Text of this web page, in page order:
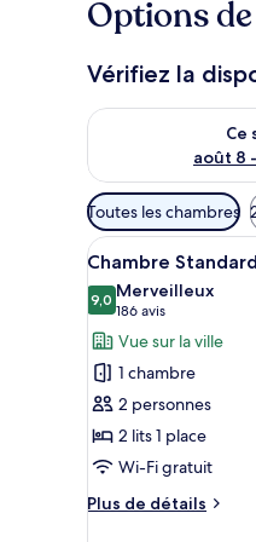
Options
Vérifiez la
Ce
août 8
Vérifier la
Filtres
disponibles
pour
les
chambres
Toutes les chambres
Afficher
toutes
les
photos
pour
ce
type
de
chambre :
Chambre
4
Chambre
9,09,0 sur 10
Merveilleux
186 avis
(186 avis)
Vue sur la ville
1 chambre
2 personnes
2 lits 1 place
Wi-Fi gratuit
Plus de détails
Plus